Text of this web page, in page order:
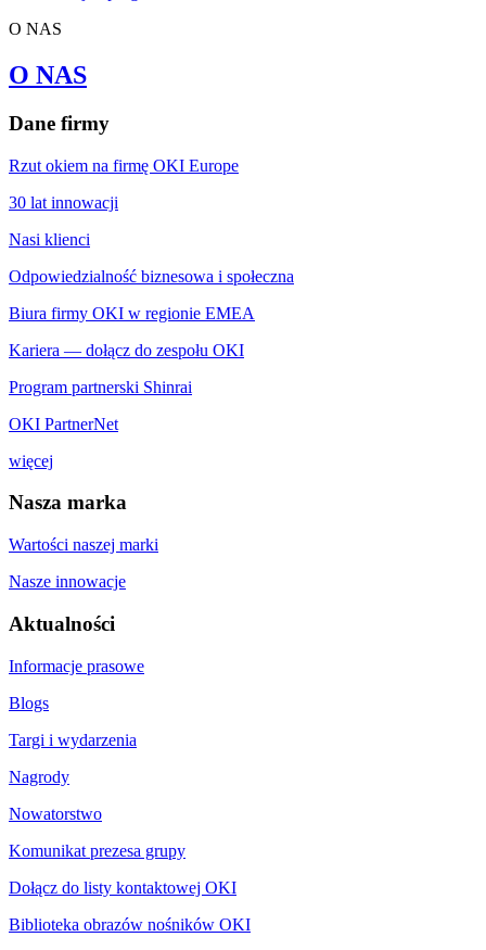
O NAS
O NAS
Dane firmy
Rzut okiem na firmę OKI Europe
30 lat innowacji
Nasi klienci
Odpowiedzialność biznesowa i społeczna
Biura firmy OKI w regionie EMEA
Kariera — dołącz do zespołu OKI
Program partnerski Shinrai
OKI PartnerNet
więcej
Nasza marka
Wartości naszej marki
Nasze innowacje
Aktualności
Informacje prasowe
Blogs
Targi i wydarzenia
Nagrody
Nowatorstwo
Komunikat prezesa grupy
Dołącz do listy kontaktowej OKI
Biblioteka obrazów nośników OKI